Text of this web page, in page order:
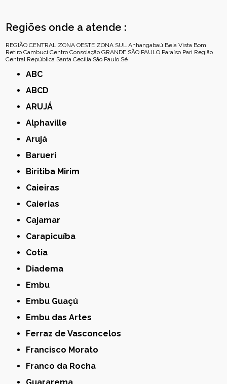
Regiões onde a atende :
REGIÃO CENTRAL ZONA OESTE ZONA SUL Anhangabaú Bela Vista Bom
Retiro Cambuci Centro Consolação GRANDE SÃO PAULO Paraíso Pari Região
Central República Santa Cecília São Paulo Sé
ABC
ABCD
ARUJÁ
Alphaville
Arujá
Barueri
Biritiba Mirim
Caieiras
Caierias
Cajamar
Carapicuíba
Cotia
Diadema
Embu
Embu Guaçú
Embu das Artes
Ferraz de Vasconcelos
Francisco Morato
Franco da Rocha